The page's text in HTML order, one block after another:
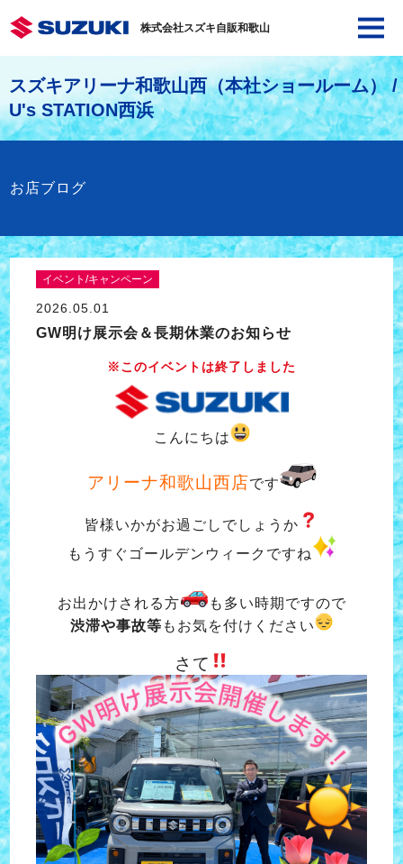
株式会社スズキ自販和歌山
スズキアリーナ和歌山西（本社ショールーム） /
U's STATION西浜
お店ブログ
イベント/キャンペーン
2026.05.01
GW明け展示会＆長期休業のお知らせ
※このイベントは終了しました
こんにちは
アリーナ和歌山西店です
皆様いかがお過ごしでしょうか
もうすぐゴールデンウィークですね
お出かけされる方
も多い時期ですので
渋滞や事故等 もお気を付けください
さて